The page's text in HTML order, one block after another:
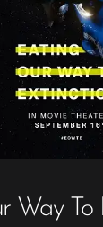
Way To